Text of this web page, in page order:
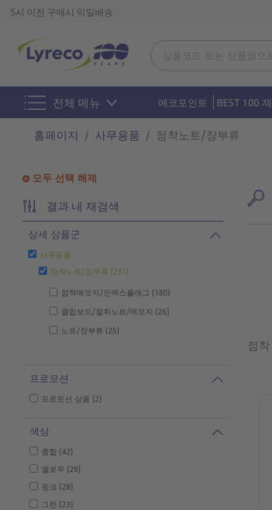
5시 이전 구매시 익일배송
전체 메뉴 에코포인트 BEST 100
홈페이지 사무용품 점착노트/장부류
모두 선택 해제
결과 내 재검색
상세 상품군
사무용품
점착노트/장부류 (231)
점착메모지/인덱스플래그 (180)
클립보드/절취노트/메모지 (26)
노트/장부류 (25)
프로모션
프로모션 상품 (2)
색상
종합 (42)
옐로우 (28)
핑크 (28)
그린 (23)
점